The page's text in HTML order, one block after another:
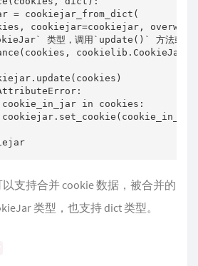
= cookiejar_from_dict(
cookiejar=cookiejar,
类型，调用`update()` 方法
cookielib.CookieJar):
in cookies:
支持合并 cookie 数据，被合并的
类型，也支持 dict 类型。